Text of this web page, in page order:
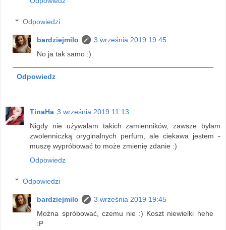
Odpowiedzi
bardziejmilo
3 września 2019 19:45
No ja tak samo :)
Odpowiedz
TinaHa 3 września 2019 11:13
Nigdy nie używałam takich zamienników, zawsze byłam
zwolenniczką oryginalnych perfum, ale ciekawa jestem -
muszę wypróbować to może zmienię zdanie :)
Odpowiedz
Odpowiedzi
bardziejmilo
3 września 2019 19:45
Można spróbować, czemu nie :) Koszt niewielki hehe
:P